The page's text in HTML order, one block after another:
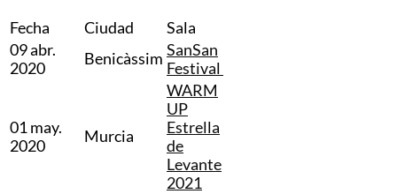
Fecha Ciudad
Sala
09 abr.
2020
Benicàssim SanSan
Festival
01 may.
2020
Murcia
WARM
UP
Estrella
de
Levante
2021